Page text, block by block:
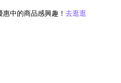
中的商品感興趣！ 去逛逛